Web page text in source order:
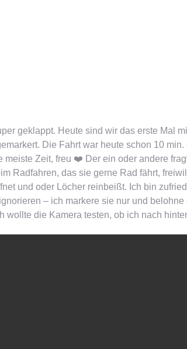
geklappt. Heute sind wir das erste Mal
Die Fahrt war heute schon 10
meiste Zeit, freu ❤️ Der ein oder andere
Radfahren, das sie gerne Rad fährt,
und oder Löcher reinbeißt. Ich bin
– ich markere sie nur und
wollte die Kamera testen, ob ich nach